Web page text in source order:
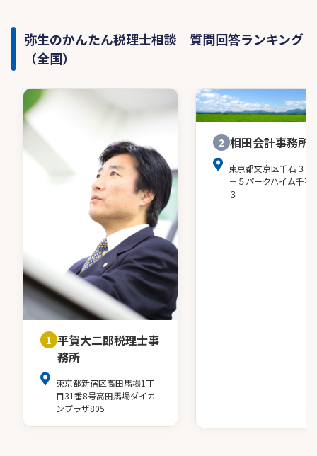
弥生のかんたん税理士相談 質問回答ランキング
（全国）
1 平賀大二郎税理士事
務所
東京都新宿区高田馬場1丁
目31番8号高田馬場ダイカ
ンプラザ805
2 相田会計事務所
東京都文京区千石３－
－５パークハイム千石
３